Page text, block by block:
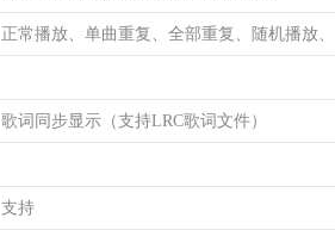
正常播放、单曲重复、全部重复、随机播放
歌词同步显示（支持LRC歌词文件）
支持